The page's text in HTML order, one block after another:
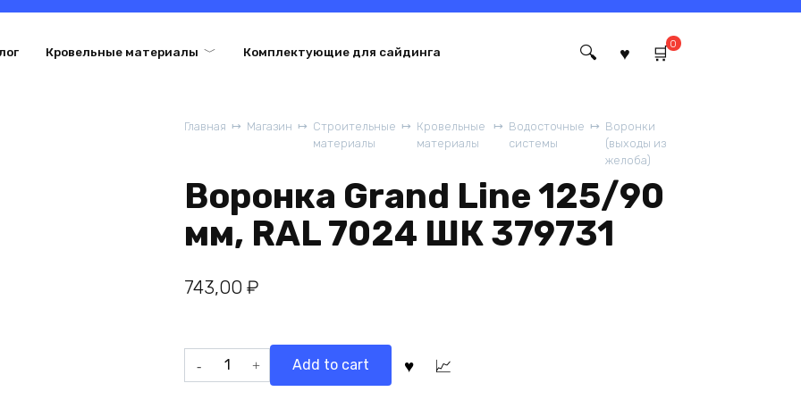
Кровельные материалы Комплектующие для сайдинга
0
Главная Магазин
Строительные
материалы
Кровельные
материалы
Водосточные
системы
Воронки
(выходы из
желоба)
Воронка Grand Line 125/90
мм, RAL 7024 ШК 379731
743,00 ₽
Воронка
Grand
Add to cart